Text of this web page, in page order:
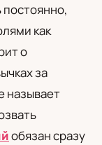
постоянно,
как
о
за
называет
обязан сразу